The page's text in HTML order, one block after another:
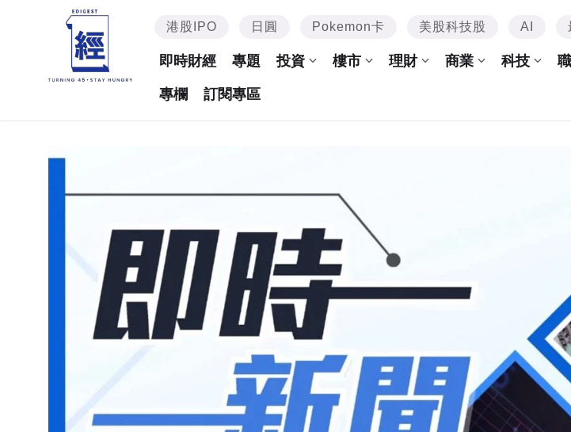
港股IPO 日圓 Pokemon卡 美股科技股 AI
即時財經 專題 投資 樓市 理財 商業 科技
專欄 訂閱專區